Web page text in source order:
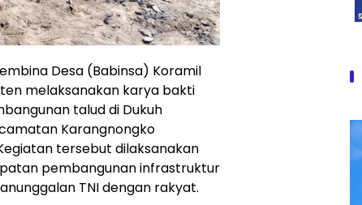
Desa (Babinsa) Koramil
melaksanakan karya bakti
talud di Dukuh
Karangnongko
tersebut dilaksanakan
pembangunan infrastruktur
TNI dengan rakyat.